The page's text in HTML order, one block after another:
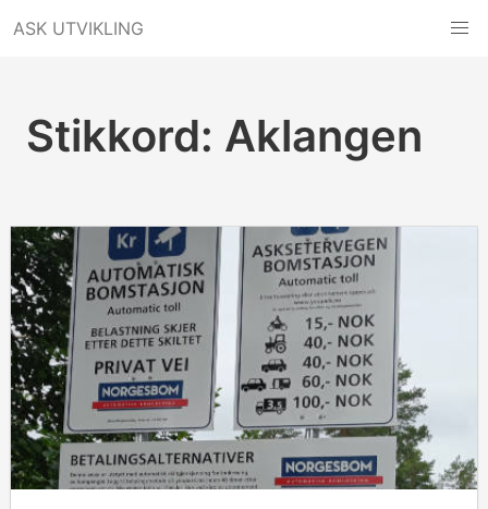
tilASK UTVIKLING
Stikkord: Aklangen